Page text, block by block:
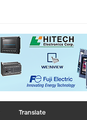
Translate